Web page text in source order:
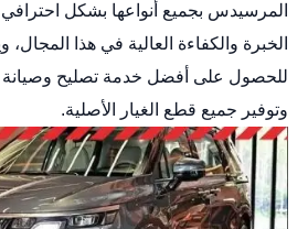
المرسيدس بجميع أنواعها بشكل احترافي
الخبرة والكفاءة العالية في هذا المجال،
للحصول على أفضل خدمة تصليح
وتوفير جميع قطع الغيار الأصلية.